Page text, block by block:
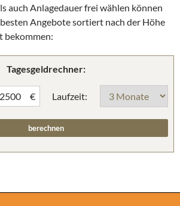
auch Anlagedauer frei wählen können
Angebote sortiert nach der Höhe
bekommen:
Tagesgeldrechner:
€ Laufzeit: